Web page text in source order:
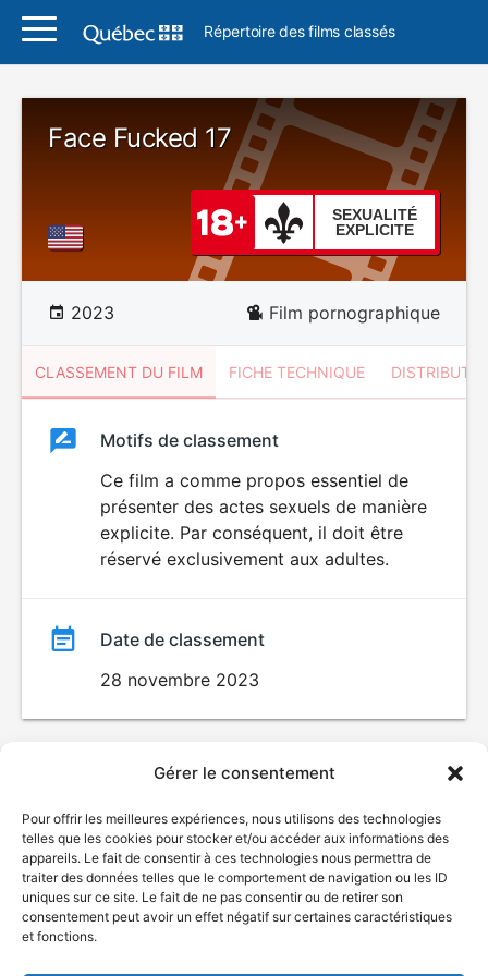
Gérer le consentement
Pour offrir les meilleures expériences, nous utilisons des technologies
telles que les cookies pour stocker et/ou accéder aux informations des
appareils. Le fait de consentir à ces technologies nous permettra de
traiter des données telles que le comportement de navigation ou les ID
uniques sur ce site. Le fait de ne pas consentir ou de retirer son
consentement peut avoir un effet négatif sur certaines caractéristiques
et fonctions.
Répertoire des films classés
Face Fucked 17
SEXUALITÉ
EXPLICITE
2023 Film pornographique
CLASSEMENT DU FILM FICHE TECHNIQUE
ClassementClassement
SEXUALITÉ
EXPLICITE
Motifs de classement
Ce film a comme propos essentiel de
présenter des actes sexuels de manière
explicite. Par conséquent, il doit être
réservé exclusivement aux adultes.
Date de classement
28 novembre 2023